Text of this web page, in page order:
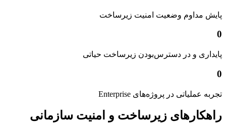
پایش مداوم وضعیت امنیت زیرساخت
0
پایداری و در دسترس‌بودن زیرساخت حیاتی
0
تجربه عملیاتی در پروژه‌های Enterprise
راهکارهای زیرساخت و امنیت سازمانی